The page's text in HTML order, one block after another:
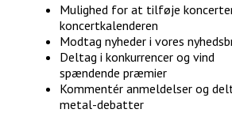
Mulighed for at tilføje
koncertkalenderen
Modtag nyheder i vores
Deltag i konkurrencer og vind
spændende præmier
Kommentér anmeldelser og
metal-debatter